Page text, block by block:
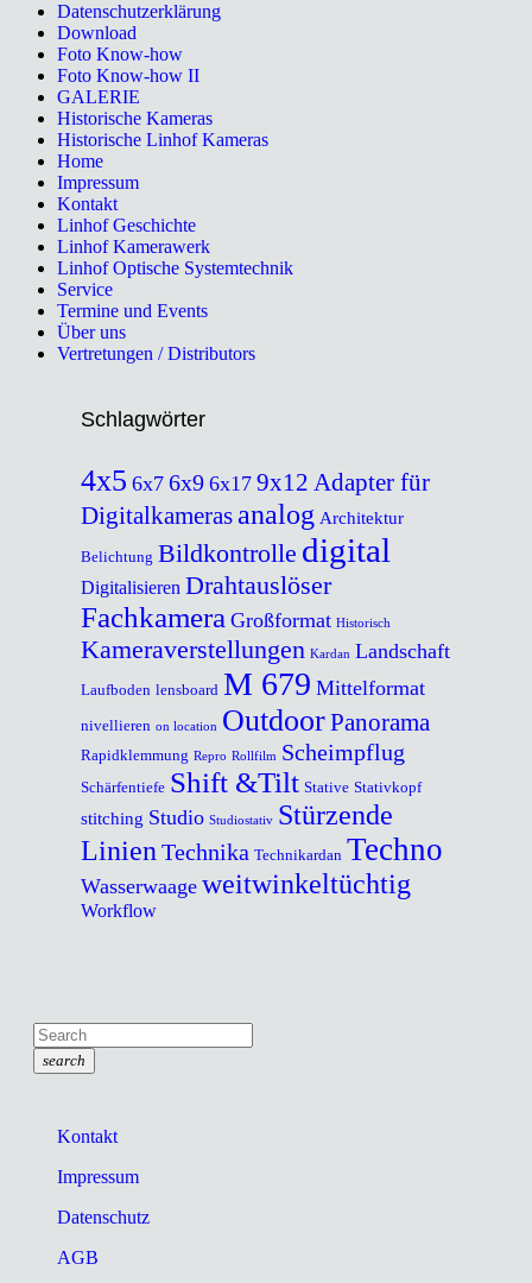
Datenschutzerklärung
Download
Foto Know-how
Foto Know-how II
GALERIE
Historische Kameras
Historische Linhof Kameras
Home
Impressum
Kontakt
Linhof Geschichte
Linhof Kamerawerk
Linhof Optische Systemtechnik
Service
Termine und Events
Über uns
Vertretungen / Distributors
Schlagwörter
4x5 6x7 6x9 6x17 9x12 Adapter für
Digitalkameras analog Architektur
Belichtung Bildkontrolle digital
Digitalisieren Drahtauslöser
Fachkamera Großformat Historisch
Kameraverstellungen Kardan Landschaft
Laufboden lensboard M 679 Mittelformat
nivellieren on location OutdoorPanorama
Rapidklemmung Repro Rollfilm Scheimpflug
Schärfentiefe Shift &Tilt Stative Stativkopf
stitching Studio Studiostativ Stürzende
Linien Technika Technikardan Techno
Wasserwaage weitwinkeltüchtig
Workflow
search
Kontakt
Impressum
Datenschutz
AGB